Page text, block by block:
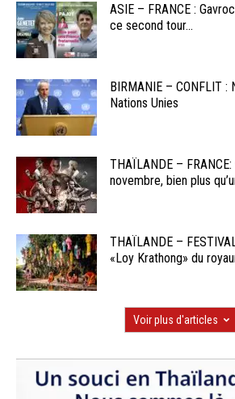
ASIE – FRANCE :
ce second tour...
BIRMANIE – CONFLIT :
Nations Unies
THAÏLANDE –
novembre, bien plus
THAÏLANDE –
«Loy Krathong» du
Voir plus d'articles